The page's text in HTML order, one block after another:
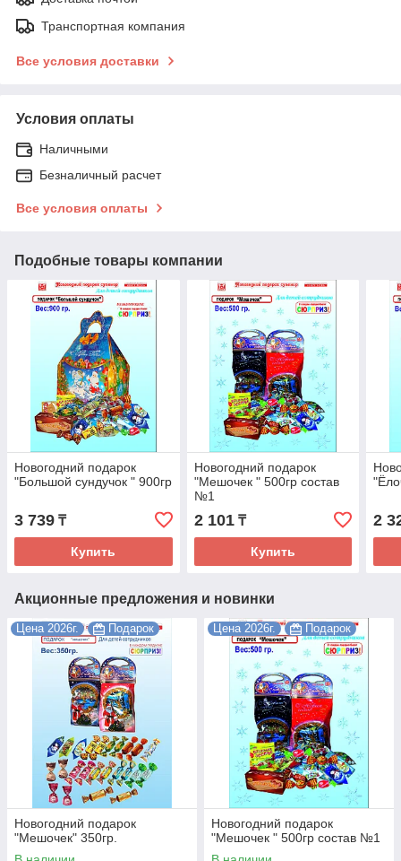
Транспортная компания
Все условия доставки
Условия оплаты
Наличными
Безналичный расчет
Все условия оплаты
Подобные товары компании
Новогодний подарок
"Большой сундучок " 900гр
3 739 ₸
Купить
Новогодний подарок
"Мешочек " 500гр состав
№1
2 101₸
Купить
2
Акционные предложения и новинки
Цена 2026г. Подарок
Новогодний подарок
"Мешочек" 350гр.
Цена 2026г. Подарок
Новогодний подарок
"Мешочек " 500гр состав №1